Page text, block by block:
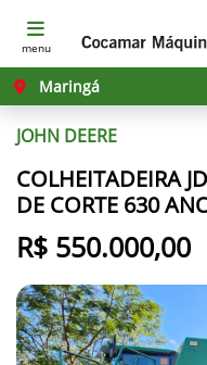
menu
Maringá
JOHN DEERE
COLHEITADEIRA
DE CORTE 630
R$ 550.000,00